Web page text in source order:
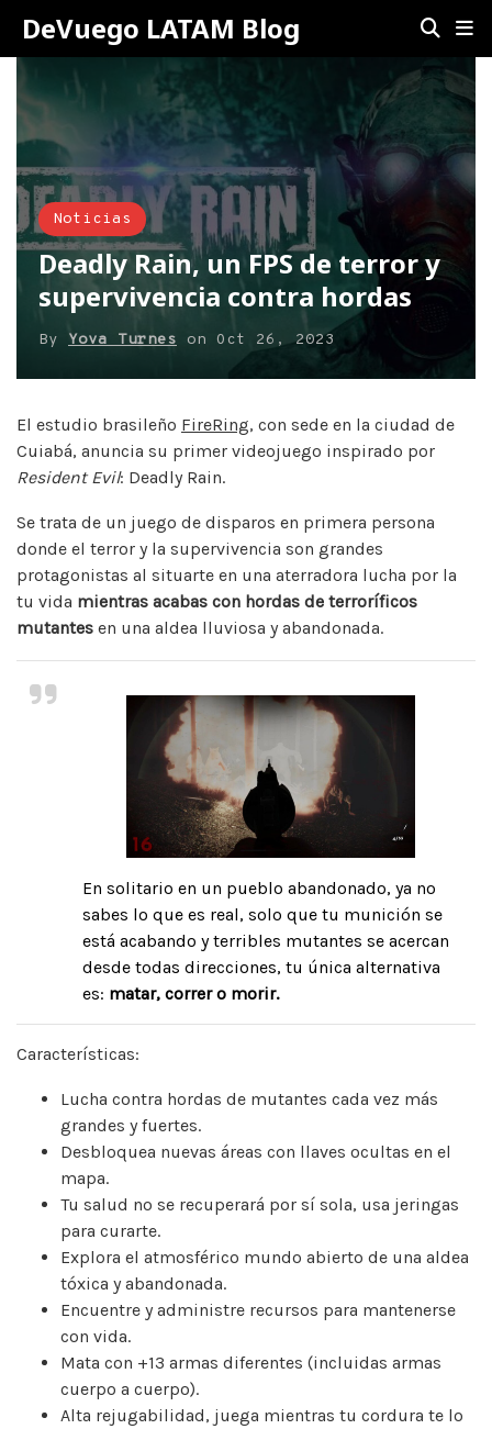
DeVuego LATAM Blog
Noticias
Deadly Rain, un FPS de terror y
supervivencia contra hordas
By Yova Turnes on Oct 26, 2023
El estudio brasileño FireRing, con sede en la ciudad de
Cuiabá, anuncia su primer videojuego inspirado por
Resident Evil: Deadly Rain.
Se trata de un juego de disparos en primera persona
donde el terror y la supervivencia son grandes
protagonistas al situarte en una aterradora lucha por la
tu vida mientras acabas con hordas de terroríficos
mutantes en una aldea lluviosa y abandonada.
En solitario en un pueblo abandonado, ya no
sabes lo que es real, solo que tu munición se
está acabando y terribles mutantes se acercan
desde todas direcciones, tu única alternativa
es: matar, correr o morir.
Características:
Lucha contra hordas de mutantes cada vez más
grandes y fuertes.
Desbloquea nuevas áreas con llaves ocultas en el
mapa.
Tu salud no se recuperará por sí sola, usa jeringas
para curarte.
Explora el atmosférico mundo abierto de una aldea
tóxica y abandonada.
Encuentre y administre recursos para mantenerse
con vida.
Mata con +13 armas diferentes (incluidas armas
cuerpo a cuerpo).
Alta rejugabilidad, juega mientras tu cordura te lo